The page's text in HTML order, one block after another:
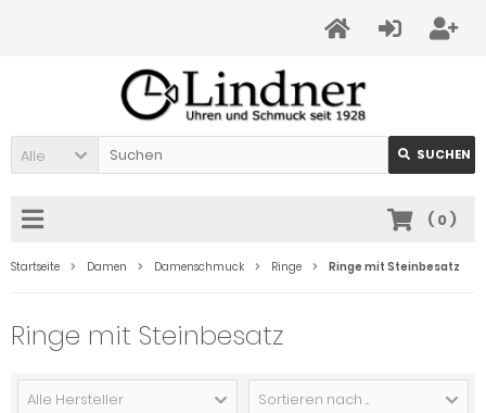
Alle SUCHEN
( 0)
Startseite Damen Damenschmuck Ringe Ringe mit Steinbesatz
Ringe mit Steinbesatz
Alle Hersteller Sortieren nach ...